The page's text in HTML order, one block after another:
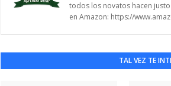
todos los novatos hacen
en Amazon: https://
TAL VEZ TE